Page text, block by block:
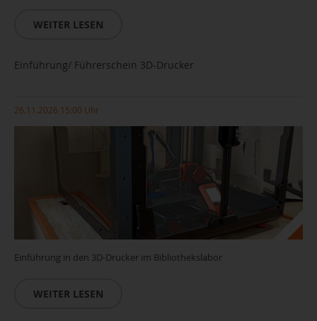
WEITER LESEN
Einführung/ Führerschein 3D-Drucker
26.11.2026 15:00 Uhr
Einführung in den 3D-Drucker im Bibliothekslabor
WEITER LESEN